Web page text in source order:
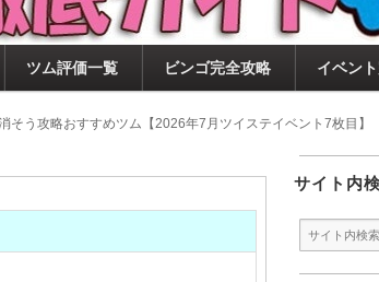
ツム評価一覧 ビンゴ完全攻略 イベン
う攻略おすすめツム【2026年7月ツイステイベント7枚目】
サイト内